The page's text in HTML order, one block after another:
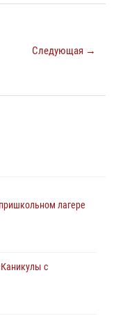
Следующая →
лагере
с